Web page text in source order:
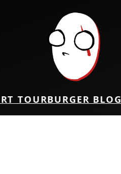
TOURBURGER BLOG